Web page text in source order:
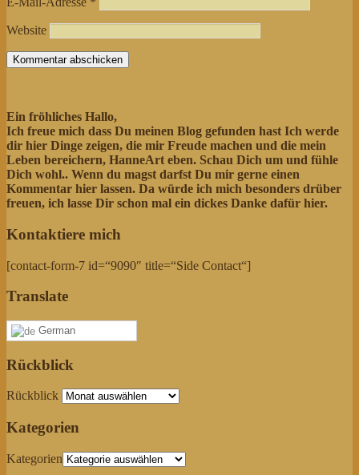
Website
Ein fröhliches Hallo,
Ich freue mich dass Du meinen Blog gefunden hast Ich werde
dir hier Dinge zeigen, die mir Freude machen und die mein
Leben bereichern, HanneArt eben. Schau Dich um und fühle
Dich wohl.. Wenn du magst darfst Du mir gerne einen
Kommentar hier lassen. Da würde ich mich besonders drüber
freuen, ich lasse Dir schon mal ein dickes Danke dafür hier.
Kontaktiere mich
[contact-form-7 id=“9090″ title=“Side Contact“]
Translate
German
Rückblick
Rückblick
Kategorien
Kategorien